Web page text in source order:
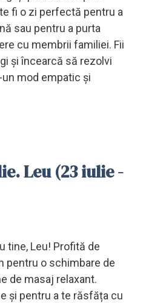
fi o zi perfectă pentru a
sau pentru a purta
cu membrii familiei. Fii
și încearcă să rezolvi
mod empatic și
Leu (23 iulie -
tine, Leu! Profită de
pentru o schimbare de
de masaj relaxant.
și pentru a te răsfăța cu